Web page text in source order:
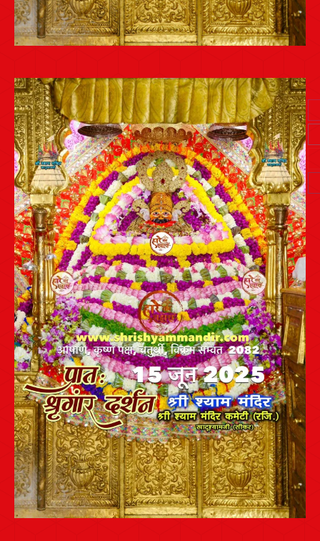
Post
navigation